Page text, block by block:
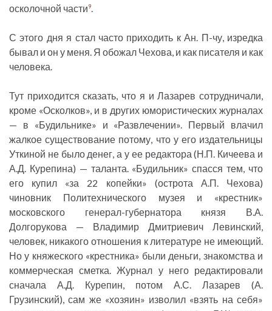
осколочной части9.
С этого дня я стал часто приходить к Ан. П-чу, изредка
бывал и он у меня. Я обожал Чехова, и как писателя и как
человека.
Тут приходится сказать, что я и Лазарев сотрудничали,
кроме «Осколков», и в других юмористических журналах
— в «Будильнике» и «Развлечении». Первый влачил
жалкое существование потому, что у его издательницы
Уткиной не было денег, а у ее редактора (Н.П. Кичеева и
А.Д. Курепина) — таланта. «Будильник» спасся тем, что
его купил «за 22 копейки» (острота А.П. Чехова)
чиновник Политехнического музея и «крестник»
московского генерал-губернатора князя В.А.
Долгорукова — Владимир Дмитриевич Левинский,
человек, никакого отношения к литературе не имеющий.
Но у княжеского «крестника» были деньги, знакомства и
коммерческая сметка. Журнал у него редактировали
сначала А.Д. Курепин, потом А.С. Лазарев (А.
Грузинский), сам же «хозяин» изволил «взять на себя»